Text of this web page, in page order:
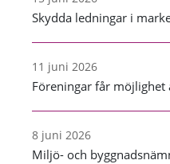
Skydda ledningar i
11 juni 2026
Föreningar får möjlighet
8 juni 2026
Miljö- och